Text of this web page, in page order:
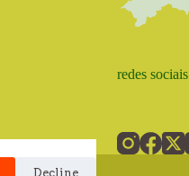
Decline
redes sociais